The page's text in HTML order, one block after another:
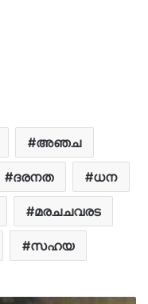
അഞച
ദരനത ധന
മരചചവരട
സഹയ